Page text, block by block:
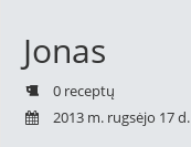
Jonas
0 receptų
2013 m. rugsėjo 17 d.